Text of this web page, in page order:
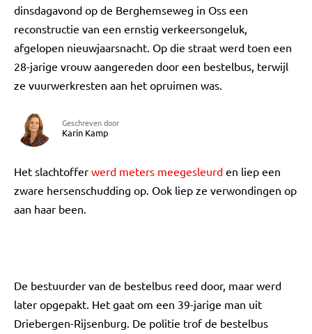
dinsdagavond op de Berghemseweg in Oss een
reconstructie van een ernstig verkeersongeluk,
afgelopen nieuwjaarsnacht. Op die straat werd toen een
28-jarige vrouw aangereden door een bestelbus, terwijl
ze vuurwerkresten aan het opruimen was.
Geschreven door
Karin Kamp
Het slachtoffer werd meters meegesleurd en liep een
zware hersenschudding op. Ook liep ze verwondingen op
aan haar been.
De bestuurder van de bestelbus reed door, maar werd
later opgepakt. Het gaat om een 39-jarige man uit
Driebergen-Rijsenburg. De politie trof de bestelbus